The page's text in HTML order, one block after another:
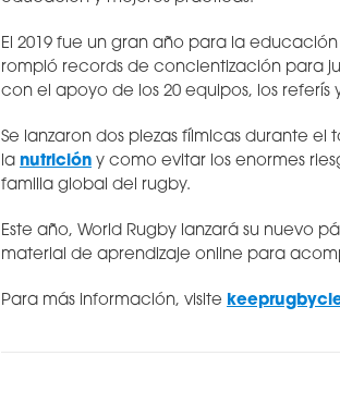
El 2019 fue un gran año para la
rompió records de concientización para
con el apoyo de los 20 equipos, los referís
Se lanzaron dos piezas fílmicas durante
la nutrición y como evitar los enormes
familia global del rugby.
Este año, World Rugby lanzará su nuevo
material de aprendizaje online para
Para más información, visite